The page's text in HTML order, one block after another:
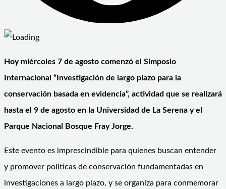
Hoy miércoles 7 de agosto comenzó el Simposio
Internacional “Investigación de largo plazo para la
conservación basada en evidencia”, actividad que se realizará
hasta el 9 de agosto en la Universidad de La Serena y el
Parque Nacional Bosque Fray Jorge.
Este evento es imprescindible para quienes buscan entender
y promover políticas de conservación fundamentadas en
investigaciones a largo plazo, y se organiza para conmemorar